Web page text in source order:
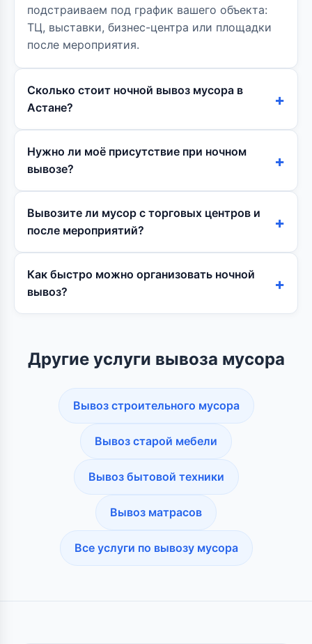
подстраиваем под график вашего объекта:
ТЦ, выставки, бизнес-центра или площадки
после мероприятия.
Сколько стоит ночной вывоз мусора в
Астане?
Нужно ли моё присутствие при ночном
вывозе?
Вывозите ли мусор с торговых центров и
после мероприятий?
Как быстро можно организовать ночной
вывоз?
Другие услуги вывоза мусора
Вывоз строительного мусора
Вывоз старой мебели
Вывоз бытовой техники
Вывоз матрасов
Все услуги по вывозу мусора